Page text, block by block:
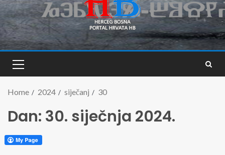
Home 2024 siječanj 30
Dan: 30. siječnja 2024.